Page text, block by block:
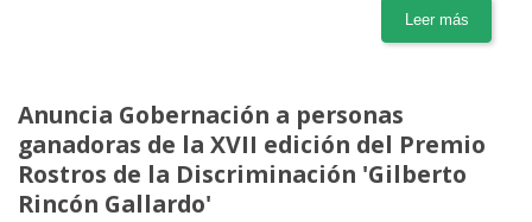
Leer más
Anuncia Gobernación a personas
ganadoras de la XVII edición del Premio
Rostros de la Discriminación 'Gilberto
Rincón Gallardo'